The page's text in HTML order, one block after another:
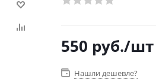
550 руб./шт
Нашли дешевле?